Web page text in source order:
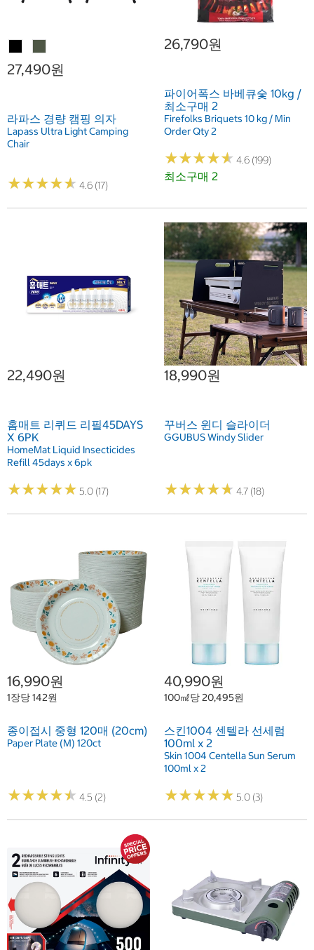
27,490원
라파스 경량 캠핑 의자
Lapass Ultra Light Camping
Chair
★★★★★
★★★★★ 4.6 (17)
26,790원
파이어폭스 바베큐숯 10kg /
최소구매 2
Firefolks Briquets 10 kg / Min
Order Qty 2
★★★★★
★★★★★ 4.6 (199)
최소구매 2
22,490원
홈매트 리퀴드 리필45DAYS
X 6PK
HomeMat Liquid Insecticides
Refill 45days x 6pk
★★★★★
★★★★★ 5.0 (17)
18,990원
꾸버스 윈디 슬라이더
GGUBUS Windy Slider
★★★★★
★★★★★ 4.7 (18)
16,990원
1장당 142원
종이접시 중형 120매 (20cm)
Paper Plate (M) 120ct
★★★★★
★★★★★ 4.5 (2)
40,990원
100㎖당 20,495원
스킨1004 센텔라 선세럼
100ml x 2
Skin 1004 Centella Sun Serum
100ml x 2
★★★★★
★★★★★ 5.0 (3)